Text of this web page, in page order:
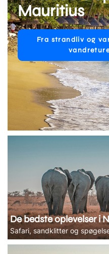
Mauritius
Fra strandliv og
De bedste oplevelser i
Safari, sandklitter og